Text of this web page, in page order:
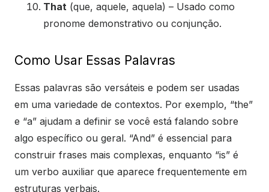
That (que, aquele, aquela) – Usado como
pronome demonstrativo ou conjunção.
Como Usar Essas Palavras
Essas palavras são versáteis e podem ser usadas
em uma variedade de contextos. Por exemplo, “the”
e “a” ajudam a definir se você está falando sobre
algo específico ou geral. “And” é essencial para
construir frases mais complexas, enquanto “is” é
um verbo auxiliar que aparece frequentemente em
estruturas verbais.